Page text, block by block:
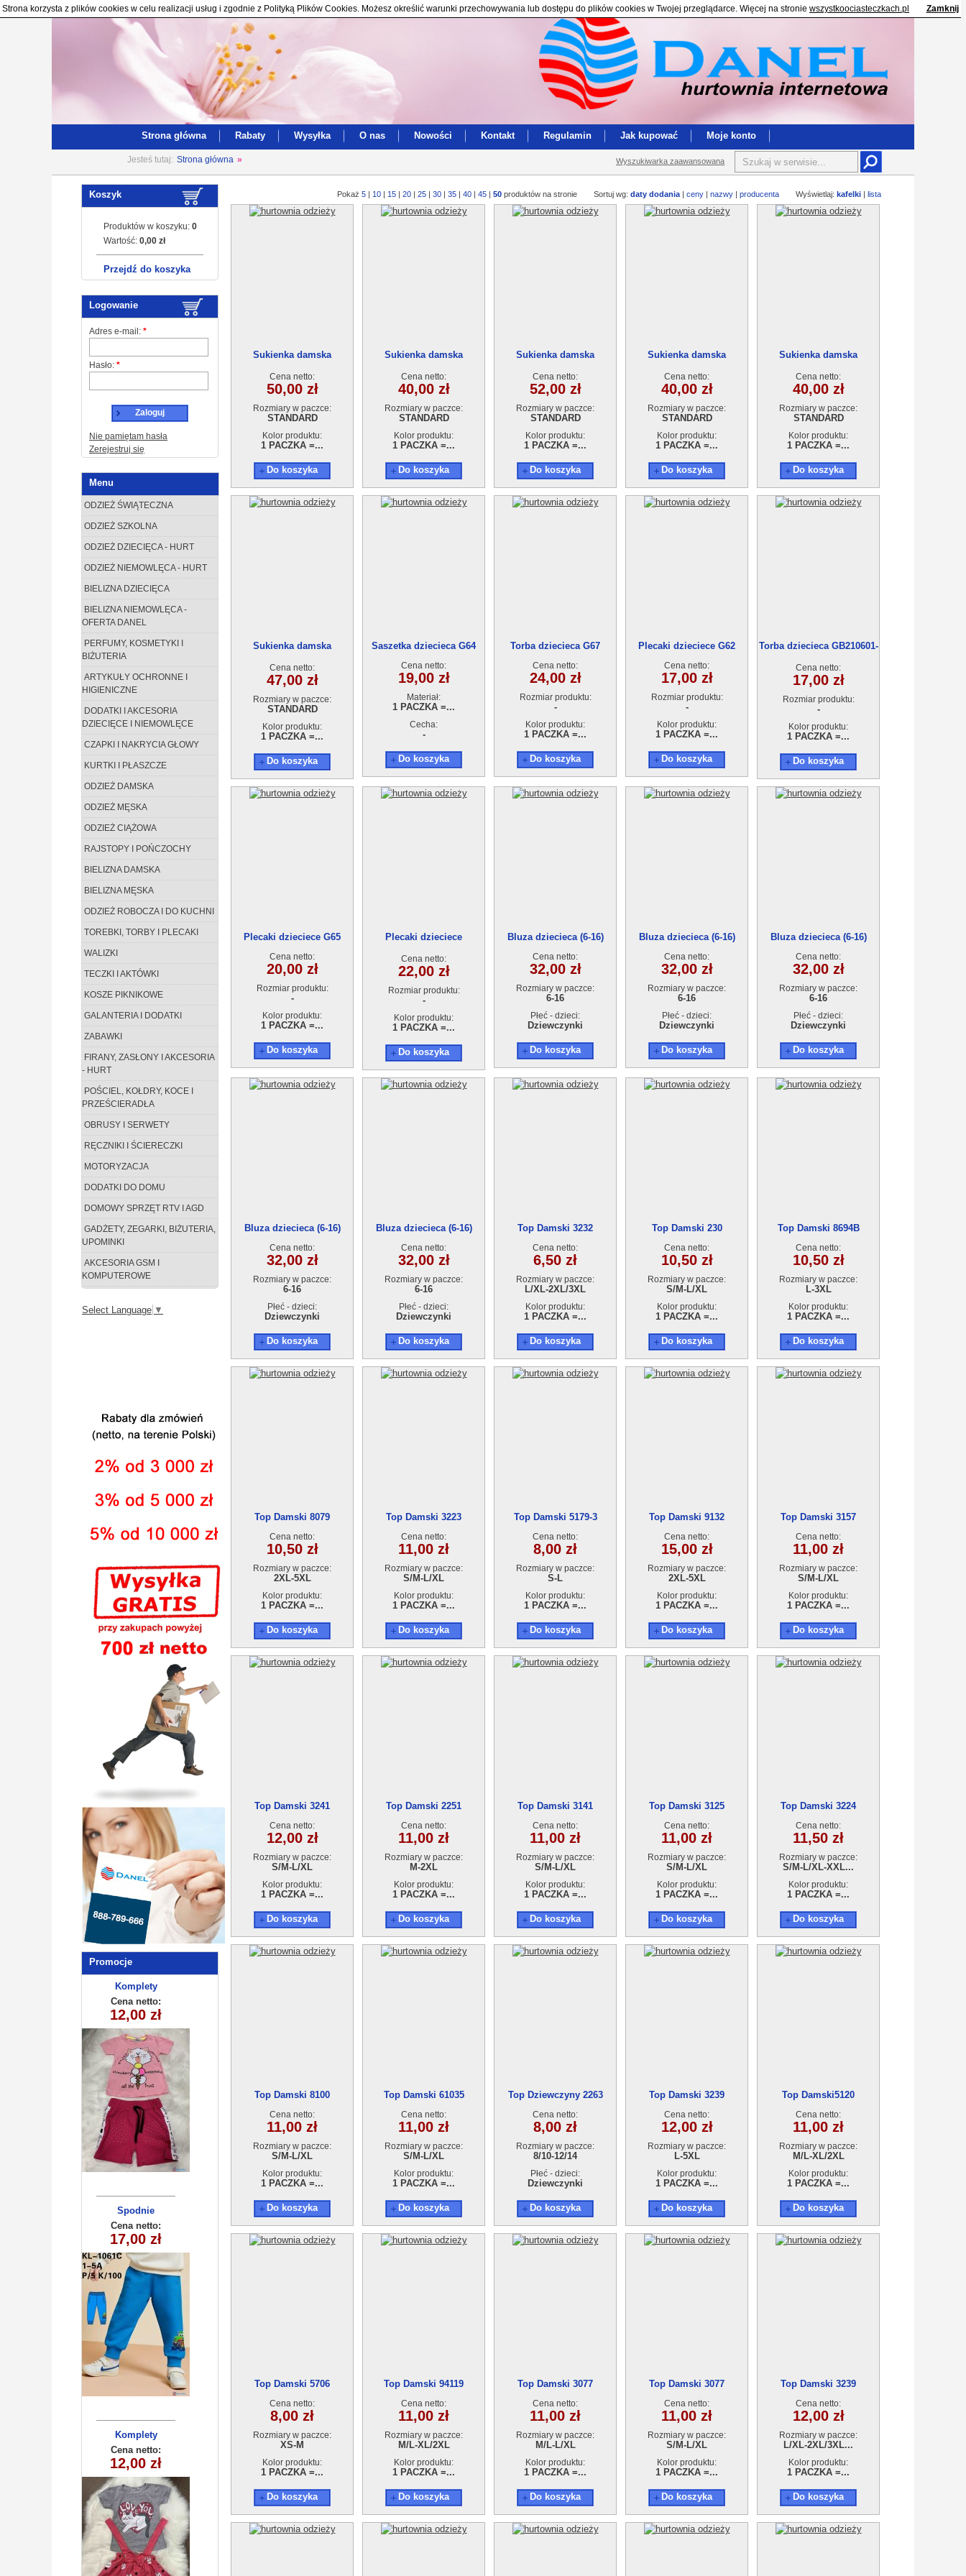
Strona korzysta z plików cookies w celu realizacji usług i zgodnie z Polityką Plików Cookies. Możesz określić warunki przechowywania lub dostępu do plików cookies w Twojej przeglądarce. Więcej na stronie wszystkoociasteczkach.pl Zamknij
Wyszukiwarka zaawansowana
Strona główna Rabaty Wysyłka O nas Nowości Kontakt Regulamin Jak kupować Moje konto
Jesteś tutaj: Strona główna »
Koszyk
Produktów w koszyku: 0
Wartość: 0,00 zł
Przejdź do koszyka
Logowanie
Adres e-mail: *
Hasło: *
Zaloguj
Nie pamiętam hasła
Zerejestruj się
Menu
ODZIEŻ ŚWIĄTECZNA
ODZIEŻ SZKOLNA
ODZIEŻ DZIECIĘCA - HURT
ODZIEŻ NIEMOWLĘCA - HURT
BIELIZNA DZIECIĘCA
BIELIZNA NIEMOWLĘCA -
OFERTA DANEL
PERFUMY, KOSMETYKI I
BIŻUTERIA
ARTYKUŁY OCHRONNE I
HIGIENICZNE
DODATKI I AKCESORIA
DZIECIĘCE I NIEMOWLĘCE
CZAPKI I NAKRYCIA GŁOWY
KURTKI I PŁASZCZE
ODZIEŻ DAMSKA
ODZIEŻ MĘSKA
ODZIEŻ CIĄŻOWA
RAJSTOPY I POŃCZOCHY
BIELIZNA DAMSKA
BIELIZNA MĘSKA
ODZIEŻ ROBOCZA I DO KUCHNI
TOREBKI, TORBY I PLECAKI
WALIZKI
TECZKI I AKTÓWKI
KOSZE PIKNIKOWE
GALANTERIA I DODATKI
ZABAWKI
FIRANY, ZASŁONY I AKCESORIA
- HURT
POŚCIEL, KOŁDRY, KOCE I
PRZEŚCIERADŁA
OBRUSY I SERWETY
RĘCZNIKI I ŚCIERECZKI
MOTORYZACJA
DODATKI DO DOMU
DOMOWY SPRZĘT RTV I AGD
GADŻETY, ZEGARKI, BIŻUTERIA,
UPOMINKI
AKCESORIA GSM I
KOMPUTEROWE
Select Language ▼
Promocje
Komplety
dziecięce (1-4
) 4szt
Cena netto:
12,00 zł
Spodnie
dziecięce
KL-1061C
Cena netto:
17,00 zł
Komplety
dziecięce (1-4
) 4szt
Cena netto:
12,00 zł
Pokaż 5 | 10 | 15 | 20 | 25 | 30 | 35 | 40 | 45 | 50 produktów na stronie Sortuj wg: daty dodania | ceny | nazwy | producenta Wyświetlaj: kafelki | lista
Sukienka damska
Cena netto:
50,00 zł
Rozmiary w paczce:
STANDARD
Kolor produktu:
1 PACZKA =...
Do koszyka
Sukienka damska
Cena netto:
40,00 zł
Rozmiary w paczce:
STANDARD
Kolor produktu:
1 PACZKA =...
Do koszyka
Sukienka damska
Cena netto:
52,00 zł
Rozmiary w paczce:
STANDARD
Kolor produktu:
1 PACZKA =...
Do koszyka
Sukienka damska
Cena netto:
40,00 zł
Rozmiary w paczce:
STANDARD
Kolor produktu:
1 PACZKA =...
Do koszyka
Sukienka damska
Cena netto:
40,00 zł
Rozmiary w paczce:
STANDARD
Kolor produktu:
1 PACZKA =...
Do koszyka
Sukienka damska
Cena netto:
47,00 zł
Rozmiary w paczce:
STANDARD
Kolor produktu:
1 PACZKA =...
Do koszyka
Saszetka dziecieca G64
Cena netto:
19,00 zł
Materiał:
1 PACZKA =...
Cecha:
-
Do koszyka
Torba dziecieca G67
Cena netto:
24,00 zł
Rozmiar produktu:
-
Kolor produktu:
1 PACZKA =...
Do koszyka
Plecaki dzieciece G62
Cena netto:
17,00 zł
Rozmiar produktu:
-
Kolor produktu:
1 PACZKA =...
Do koszyka
Torba dziecieca GB210601-
Cena netto:
17,00 zł
Rozmiar produktu:
-
Kolor produktu:
1 PACZKA =...
Do koszyka
Plecaki dzieciece G65
Cena netto:
20,00 zł
Rozmiar produktu:
-
Kolor produktu:
1 PACZKA =...
Do koszyka
Plecaki dzieciece
Cena netto:
22,00 zł
Rozmiar produktu:
-
Kolor produktu:
1 PACZKA =...
Do koszyka
Bluza dziecieca (6-16)
Cena netto:
32,00 zł
Rozmiary w paczce:
6-16
Płeć - dzieci:
Dziewczynki
Do koszyka
Bluza dziecieca (6-16)
Cena netto:
32,00 zł
Rozmiary w paczce:
6-16
Płeć - dzieci:
Dziewczynki
Do koszyka
Bluza dziecieca (6-16)
Cena netto:
32,00 zł
Rozmiary w paczce:
6-16
Płeć - dzieci:
Dziewczynki
Do koszyka
Bluza dziecieca (6-16)
Cena netto:
32,00 zł
Rozmiary w paczce:
6-16
Płeć - dzieci:
Dziewczynki
Do koszyka
Bluza dziecieca (6-16)
Cena netto:
32,00 zł
Rozmiary w paczce:
6-16
Płeć - dzieci:
Dziewczynki
Do koszyka
Top Damski 3232
Cena netto:
6,50 zł
Rozmiary w paczce:
L/XL-2XL/3XL
Kolor produktu:
1 PACZKA =...
Do koszyka
Top Damski 230
Cena netto:
10,50 zł
Rozmiary w paczce:
S/M-L/XL
Kolor produktu:
1 PACZKA =...
Do koszyka
Top Damski 8694B
Cena netto:
10,50 zł
Rozmiary w paczce:
L-3XL
Kolor produktu:
1 PACZKA =...
Do koszyka
Top Damski 8079
Cena netto:
10,50 zł
Rozmiary w paczce:
2XL-5XL
Kolor produktu:
1 PACZKA =...
Do koszyka
Top Damski 3223
Cena netto:
11,00 zł
Rozmiary w paczce:
S/M-L/XL
Kolor produktu:
1 PACZKA =...
Do koszyka
Top Damski 5179-3
Cena netto:
8,00 zł
Rozmiary w paczce:
S-L
Kolor produktu:
1 PACZKA =...
Do koszyka
Top Damski 9132
Cena netto:
15,00 zł
Rozmiary w paczce:
2XL-5XL
Kolor produktu:
1 PACZKA =...
Do koszyka
Top Damski 3157
Cena netto:
11,00 zł
Rozmiary w paczce:
S/M-L/XL
Kolor produktu:
1 PACZKA =...
Do koszyka
Top Damski 3241
Cena netto:
12,00 zł
Rozmiary w paczce:
S/M-L/XL
Kolor produktu:
1 PACZKA =...
Do koszyka
Top Damski 2251
Cena netto:
11,00 zł
Rozmiary w paczce:
M-2XL
Kolor produktu:
1 PACZKA =...
Do koszyka
Top Damski 3141
Cena netto:
11,00 zł
Rozmiary w paczce:
S/M-L/XL
Kolor produktu:
1 PACZKA =...
Do koszyka
Top Damski 3125
Cena netto:
11,00 zł
Rozmiary w paczce:
S/M-L/XL
Kolor produktu:
1 PACZKA =...
Do koszyka
Top Damski 3224
Cena netto:
11,50 zł
Rozmiary w paczce:
S/M-L/XL-XXL...
Kolor produktu:
1 PACZKA =...
Do koszyka
Top Damski 8100
Cena netto:
11,00 zł
Rozmiary w paczce:
S/M-L/XL
Kolor produktu:
1 PACZKA =...
Do koszyka
Top Damski 61035
Cena netto:
11,00 zł
Rozmiary w paczce:
S/M-L/XL
Kolor produktu:
1 PACZKA =...
Do koszyka
Top Dziewczyny 2263
Cena netto:
8,00 zł
Rozmiary w paczce:
8/10-12/14
Płeć - dzieci:
Dziewczynki
Do koszyka
Top Damski 3239
Cena netto:
12,00 zł
Rozmiary w paczce:
L-5XL
Kolor produktu:
1 PACZKA =...
Do koszyka
Top Damski5120
Cena netto:
11,00 zł
Rozmiary w paczce:
M/L-XL/2XL
Kolor produktu:
1 PACZKA =...
Do koszyka
Top Damski 5706
Cena netto:
8,00 zł
Rozmiary w paczce:
XS-M
Kolor produktu:
1 PACZKA =...
Do koszyka
Top Damski 94119
Cena netto:
11,00 zł
Rozmiary w paczce:
M/L-XL/2XL
Kolor produktu:
1 PACZKA =...
Do koszyka
Top Damski 3077
Cena netto:
11,00 zł
Rozmiary w paczce:
M/L-L/XL
Kolor produktu:
1 PACZKA =...
Do koszyka
Top Damski 3077
Cena netto:
11,00 zł
Rozmiary w paczce:
S/M-L/XL
Kolor produktu:
1 PACZKA =...
Do koszyka
Top Damski 3239
Cena netto:
12,00 zł
Rozmiary w paczce:
L/XL-2XL/3XL...
Kolor produktu:
1 PACZKA =...
Do koszyka